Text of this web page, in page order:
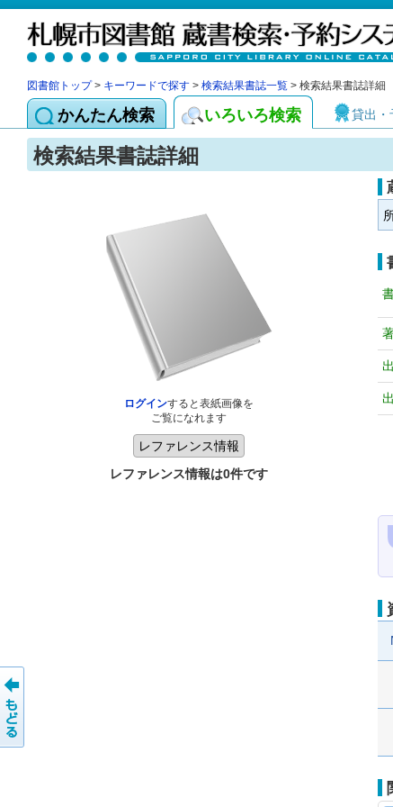
図書館トップ> キーワードで探す > 検索結果書誌一覧 > 検索結果書誌詳細
かんたん検索 いろいろ検索 貸出・
検索結果書誌詳細
ログインすると表紙画像を
ご覧になれます
レファレンス情報は0件です